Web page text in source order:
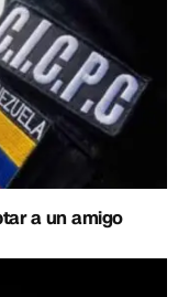
a un amigo